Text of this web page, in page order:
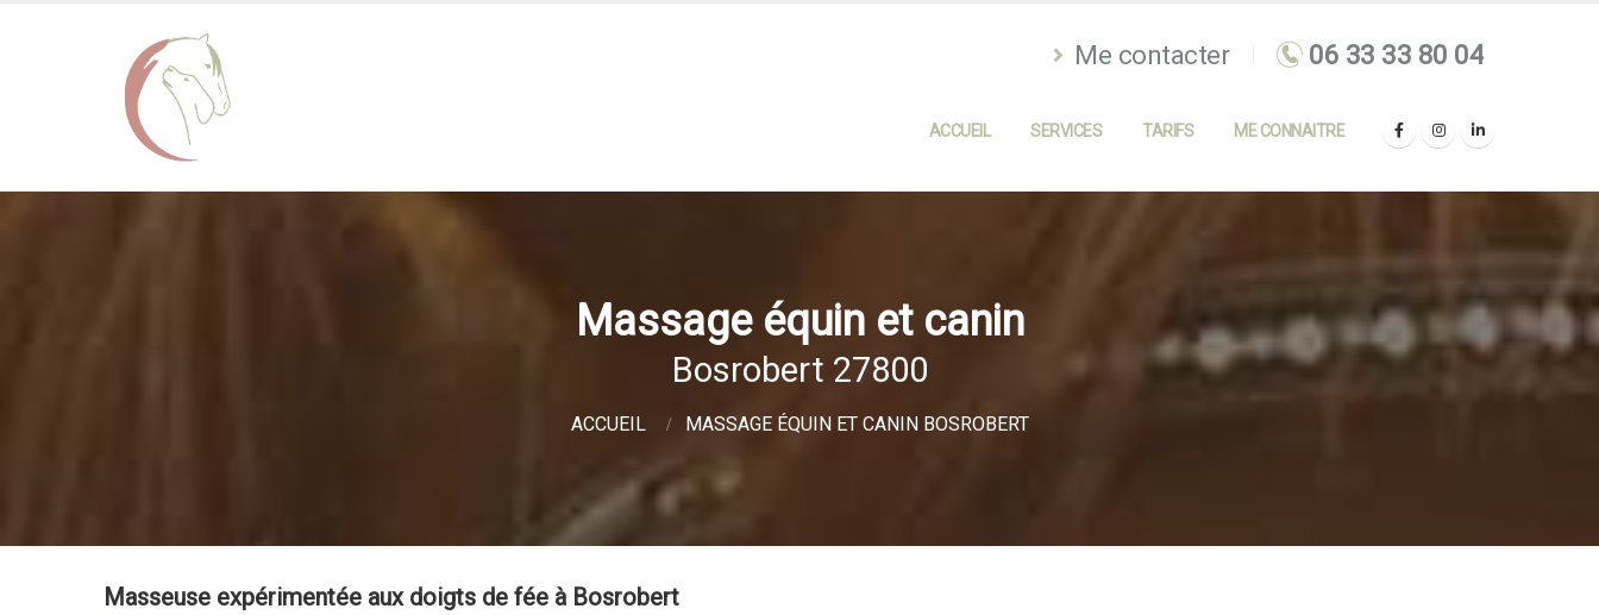
Me contacter
ACCUEIL SERVICES TARIFS ME CONNAITRE
Massage équin et canin
Bosrobert 27800
ACCUEIL MASSAGE ÉQUIN ET CANIN BOSROBERT
Masseuse expérimentée aux doigts de fée à Bosrobert